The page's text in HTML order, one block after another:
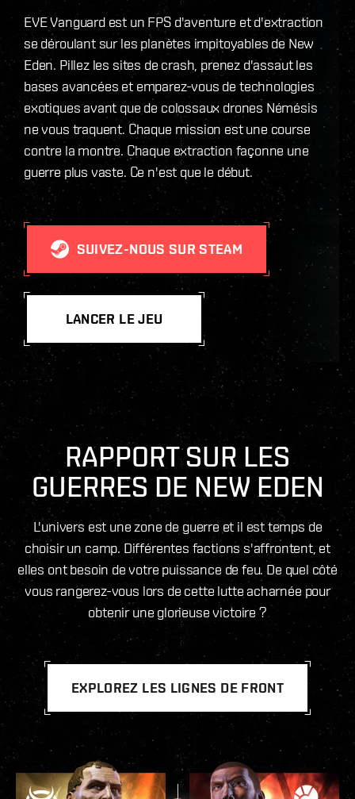
EVE Vanguard est un FPS d'aventure et d'extraction
se déroulant sur les planètes impitoyables de New
Eden. Pillez les sites de crash, prenez d'assaut les
bases avancées et emparez-vous de technologies
exotiques avant que de colossaux drones Némésis
ne vous traquent. Chaque mission est une course
contre la montre. Chaque extraction façonne une
guerre plus vaste. Ce n'est que le début.
SUIVEZ-NOUS SUR STEAM
LANCER LE JEU
RAPPORT SUR LES
GUERRES DE NEW EDEN
L'univers est une zone de guerre et il est temps de
choisir un camp. Différentes factions s'affrontent, et
elles ont besoin de votre puissance de feu. De quel côté
vous rangerez-vous lors de cette lutte acharnée pour
obtenir une glorieuse victoire ?
EXPLOREZ LES LIGNES DE FRONT